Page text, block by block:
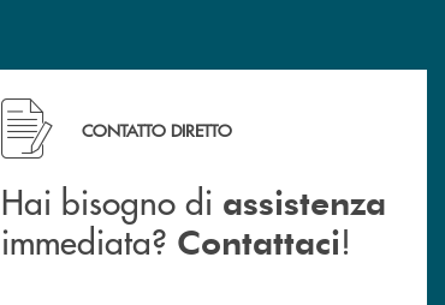
Hai bisogno di assistenza immediata? Contattaci !
CONTATTO DIRETTO
Hai bisogno di assistenza
immediata? Contattaci!